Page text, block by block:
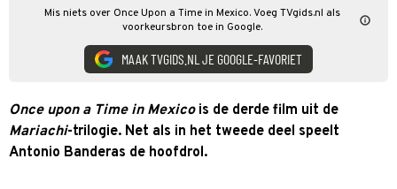
Mis niets over Once Upon a Time in Mexico. Voeg TVgids.nl als
voorkeursbron toe in Google.
MAAK TVGIDS.NL JE GOOGLE-FAVORIET
Once upon a Time in Mexicois de derde film uit de
Mariachi-trilogie. Net als in het tweede deel speelt
Antonio Banderas de hoofdrol.